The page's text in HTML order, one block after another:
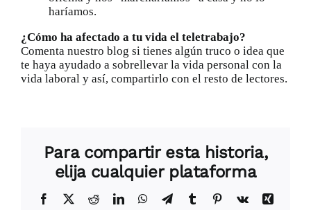
haríamos.
¿Cómo ha afectado a tu vida el teletrabajo?
Comenta nuestro blog si tienes algún truco o idea que
te haya ayudado a sobrellevar la vida personal con la
vida laboral y así, compartirlo con el resto de lectores.
Para compartir esta historia,
elija cualquier plataforma
Facebook
X RedditLinkedInWhatsApp
TelegramTumblrPinterest
Vk
Xing